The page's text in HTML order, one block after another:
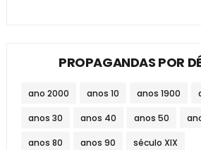
PROPAGANDAS POR
ano 2000 anos 10 anos 1900
anos 30 anos 40 anos 50
anos 80 anos 90 século XIX